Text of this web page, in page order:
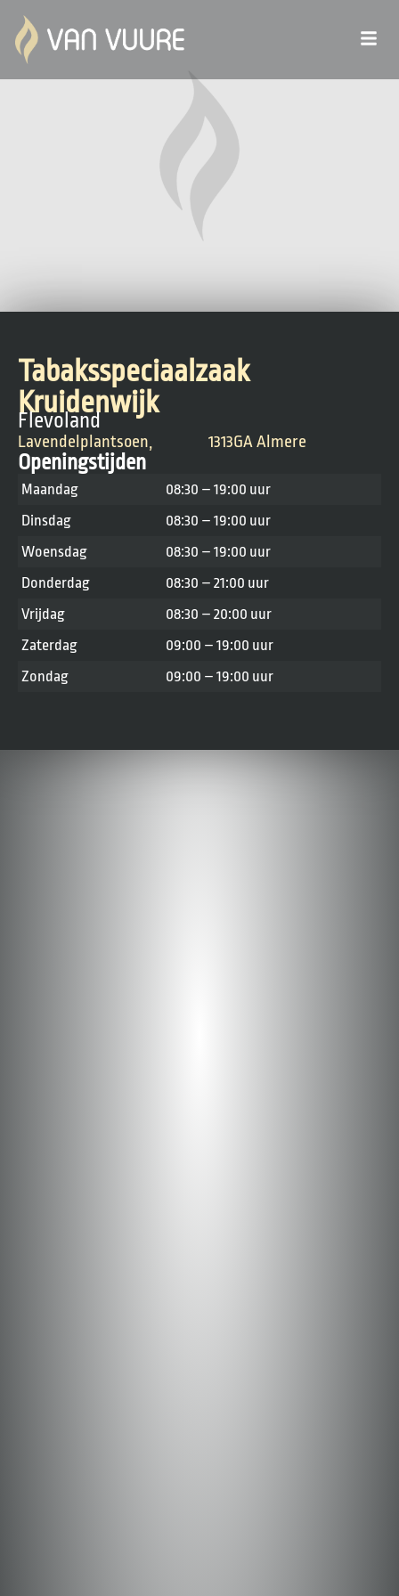
Tabaksspeciaalzaak
Kruidenwijk
Flevoland
Lavendelplantsoen, 1313GA Almere
Openingstijden
Maandag
08:30 – 19:00 uur
Dinsdag
08:30 – 19:00 uur
Woensdag
08:30 – 19:00 uur
Donderdag
08:30 – 21:00 uur
Vrijdag
08:30 – 20:00 uur
Zaterdag
09:00 – 19:00 uur
Zondag
09:00 – 19:00 uur